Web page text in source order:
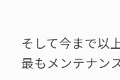
そして今まで以
最もメンテナン